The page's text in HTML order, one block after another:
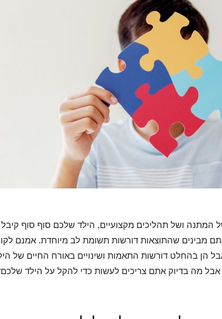
המתנה ושל תהליכים מקצועיים, הילד שלכם סוף סוף
מבינים שהתוצאות דורשות תשומת לב מיוחדת. אמנם
הן בהחלט דורשות התאמות ושינויים באורח החיים של
מה בדיוק אתם צריכים לעשות כדי להקל על הילד